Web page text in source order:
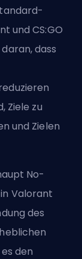
und CS:GO
dass
Ziele zu
und Zielen
No-
Valorant
des
den